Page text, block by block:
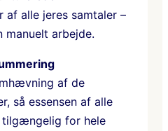
af alle jeres samtaler –
manuelt arbejde.
af de
så essensen af alle
tilgængelig for hele